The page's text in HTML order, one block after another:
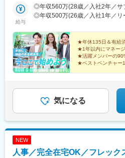
駅、田中口駅、山科駅、四条駅(
西４丁目駅、さっぽろ駅、仙台
駅、梅田駅(地下鉄)、蒲生四丁目
駅前駅、平安通駅、呉服町駅(福
市営)、高速神戸駅、西新町駅、
市営)、唐橋前駅、狸小路駅、北
公園駅、猿猴橋町駅、横川一丁目
青海駅(東京都)、豊洲駅、有明駅
都)、天王洲アイル駅、立会川駅
駅、明治神宮前駅、原宿駅、恵
池袋駅、向原駅(東京都)、都電雑
武練馬駅、光が丘駅、北千住駅
井の頭公園駅、三鷹駅、府中競
町田グランベリーパーク駅、豊
よみうりランド駅、武蔵引田駅
街駅、伊勢佐木長者町駅、神奈
県)、新綱島駅、センター北駅、
駅、鴨宮駅、茅ケ崎駅、逗子・
給与
◎年収560万(28歳／入社2年／サ
◎年収500万(26歳／入社1年／リ
★年休135日＆有給
★1年以内にマネー
★活躍メンバーの
★ベストベンチャー
気になる
NEW
人事／完全在宅OK／フレック